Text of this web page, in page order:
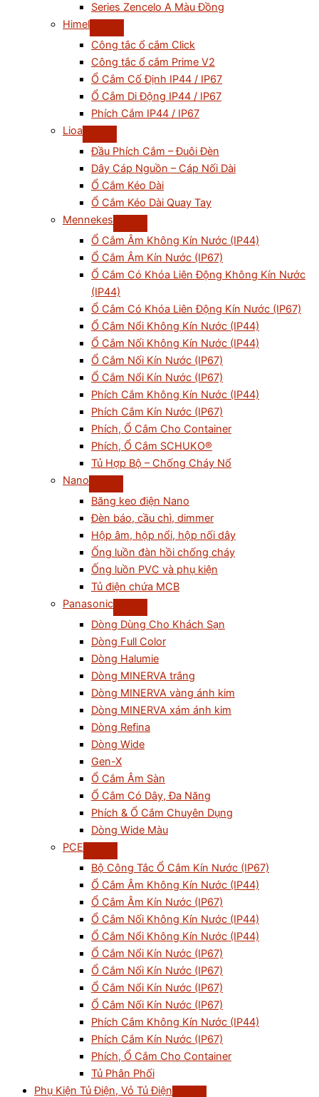
Series Zencelo A Màu Đồng
Himel
Công tắc ổ cắm Click
Công tắc ổ cắm Prime V2
Ổ Cắm Cố Định IP44 / IP67
Ổ Cắm Di Động IP44 / IP67
Phích Cắm IP44 / IP67
Lioa
Đầu Phích Cắm – Đuôi Đèn
Dây Cáp Nguồn – Cáp Nối Dài
Ổ Cắm Kéo Dài
Ổ Cắm Kéo Dài Quay Tay
Mennekes
Ổ Cắm Âm Không Kín Nước (IP44)
Ổ Cắm Âm Kín Nước (IP67)
Ổ Cắm Có Khóa Liên Động Không Kín Nước
(IP44)
Ổ Cắm Có Khóa Liên Động Kín Nước (IP67)
Ổ Cắm Nổi Không Kín Nước (IP44)
Ổ Cắm Nối Không Kín Nước (IP44)
Ổ Cắm Nối Kín Nước (IP67)
Ổ Cắm Nổi Kín Nước (IP67)
Phích Cắm Không Kín Nước (IP44)
Phích Cắm Kín Nước (IP67)
Phích, Ổ Cắm Cho Container
Phích, Ổ Cắm SCHUKO®
Tủ Hợp Bộ – Chống Cháy Nổ
Nano
Băng keo điện Nano
Đèn báo, cầu chì, dimmer
Hộp âm, hộp nổi, hộp nối dây
Ống luồn đàn hồi chống cháy
Ống luồn PVC và phụ kiện
Tủ điện chứa MCB
Panasonic
Dòng Dùng Cho Khách Sạn
Dòng Full Color
Dòng Halumie
Dòng MINERVA trắng
Dòng MINERVA vàng ánh kim
Dòng MINERVA xám ánh kim
Dòng Refina
Dòng Wide
Gen-X
Ổ Cắm Âm Sàn
Ổ Cắm Có Dây, Đa Năng
Phích & Ổ Cắm Chuyên Dụng
Dòng Wide Màu
PCE
Bộ Công Tắc Ổ Cắm Kín Nước (IP67)
Ổ Cắm Âm Không Kín Nước (IP44)
Ổ Cắm Âm Kín Nước (IP67)
Ổ Cắm Nối Không Kín Nước (IP44)
Ổ Cắm Nổi Không Kín Nước (IP44)
Ổ Cắm Nổi Kín Nước (IP67)
Ổ Cắm Nối Kín Nước (IP67)
Ổ Cắm Nổi Kín Nước (IP67)
Ổ Cắm Nối Kín Nước (IP67)
Phích Cắm Không Kín Nước (IP44)
Phích Cắm Kín Nước (IP67)
Phích, Ổ Cắm Cho Container
Tủ Phân Phối
Phụ Kiện Tủ Điện, Vỏ Tủ Điện